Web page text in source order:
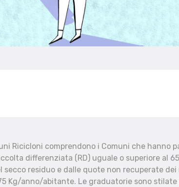
Ricicloni comprendono i Comuni che hanno
differenziata (RD) uguale o superiore al
secco residuo e dalle quote non recuperate
Kg/anno/abitante. Le graduatorie sono